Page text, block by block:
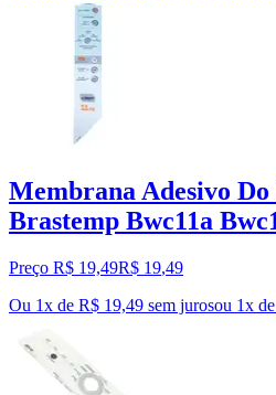
Membrana Adesivo
Brastemp Bwc11a
Preço R$ 19,49R$ 19,49
Ou 1x de R$ 19,49 sem jurosou 1x de